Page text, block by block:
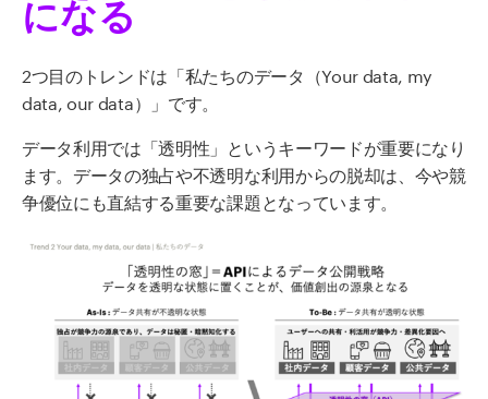
になる
2つ目のトレンドは「私たちのデータ（Your data, my
data, our data）」です。
データ利用では「透明性」というキーワードが重要になり
ます。データの独占や不透明な利用からの脱却は、今や競
争優位にも直結する重要な課題となっています。